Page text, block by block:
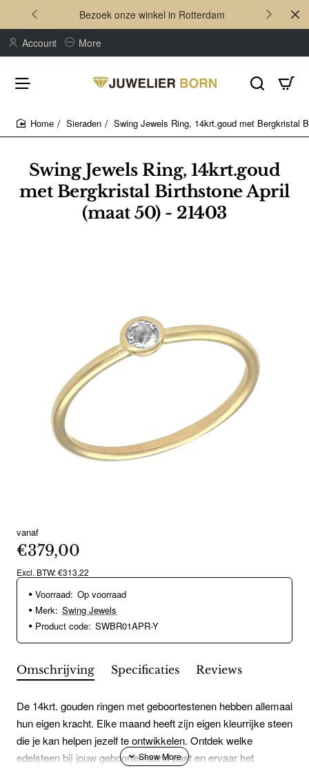
Bezoek onze winkel in Rotterdam
Account More
Swing Jewels Ring, 14krt.goud
met Bergkristal Birthstone April
(maat 50) - 21403
Sieraden Swing Jewels Ring, 14krt.goud met Bergkristal
vanaf
€379,00
Excl. BTW: €313,22
Voorraad: Op voorraad
Merk: Swing Jewels
Product code: SWBR01APR-Y
Omschrijving Specificaties Reviews
De 14krt. gouden ringen met geboortestenen hebben allemaal
hun eigen kracht. Elke maand heeft zijn eigen kleurrijke steen
die je kan helpen jezelf te ontwikkelen. Ontdek welke
edelsteen bij jouw geboortemaand past en ervaar het